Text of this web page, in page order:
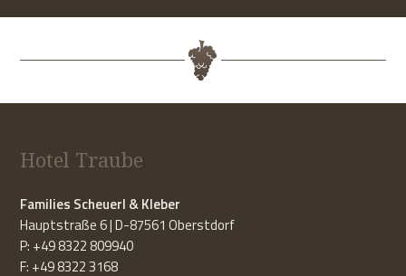
Hotel Traube
Families Scheuerl & Kleber
Hauptstraße 6 | D-87561 Oberstdorf
P: +49 8322 809940
F: +49 8322 3168